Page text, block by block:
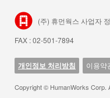
(주) 휴먼웍스 사업자
FAX : 02-501-7894
개인정보 처리방침 이용약
Copyright © HumanWorks Corp.